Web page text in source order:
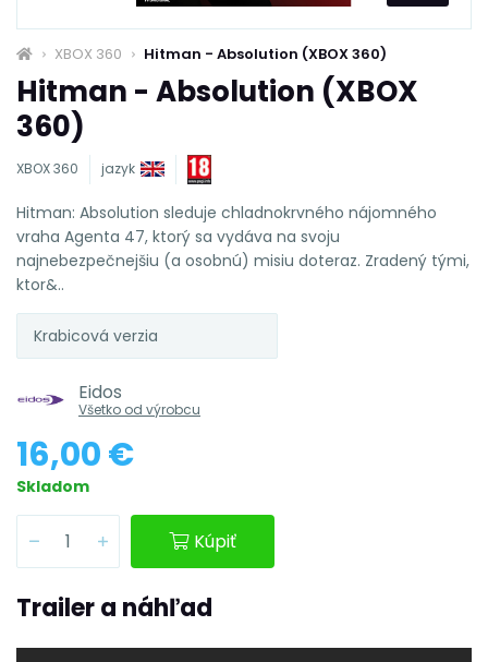
XBOX 360 Hitman - Absolution (XBOX 360)
Hitman - Absolution (XBOX
360)
XBOX 360 jazyk
Hitman: Absolution sleduje chladnokrvného nájomného
vraha Agenta 47, ktorý sa vydáva na svoju
najnebezpečnejšiu (a osobnú) misiu doteraz. Zradený tými,
ktor&..
Krabicová verzia
Eidos
Všetko od výrobcu
16,00 €
Skladom
Kúpiť
Trailer a náhľad